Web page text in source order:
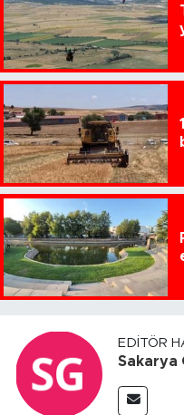
EDITÖR
Sakarya